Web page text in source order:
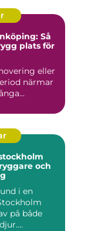
Så
plats för
eller
närmar
och
i en
på både